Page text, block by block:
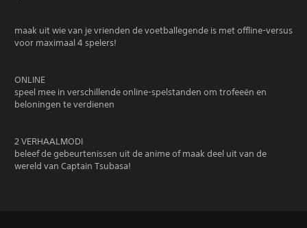
maak uit wie van je vrienden de voetballegende is met offline-versus
voor maximaal 4 spelers!
ONLINE
speel mee in verschillende online-spelstanden om trofeeën en
beloningen te verdienen
2 VERHAALMODI
beleef de gebeurtenissen uit de anime of maak deel uit van de
wereld van Captain Tsubasa!